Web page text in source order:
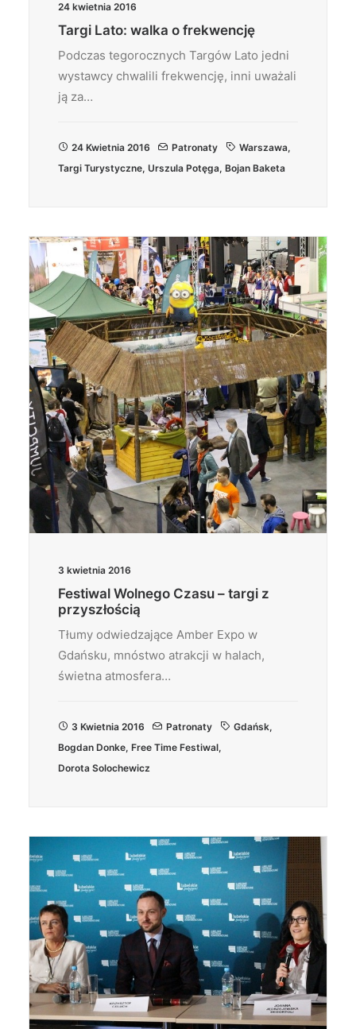
24 kwietnia 2016
Targi Lato: walka o frekwencję
Podczas tegorocznych Targów Lato jedni
wystawcy chwalili frekwencję, inni uważali
ją za…
24 Kwietnia 2016 Patronaty Warszawa,
Targi Turystyczne, Urszula Potęga, Bojan Baketa
3 kwietnia 2016
Festiwal Wolnego Czasu – targi z
przyszłością
Tłumy odwiedzające Amber Expo w
Gdańsku, mnóstwo atrakcji w halach,
świetna atmosfera…
3 Kwietnia 2016 Patronaty Gdańsk,
Bogdan Donke, Free Time Festiwal,
Dorota Solochewicz